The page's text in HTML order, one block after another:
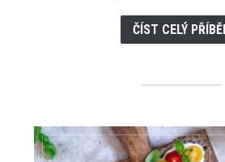
ČÍST CELÝ